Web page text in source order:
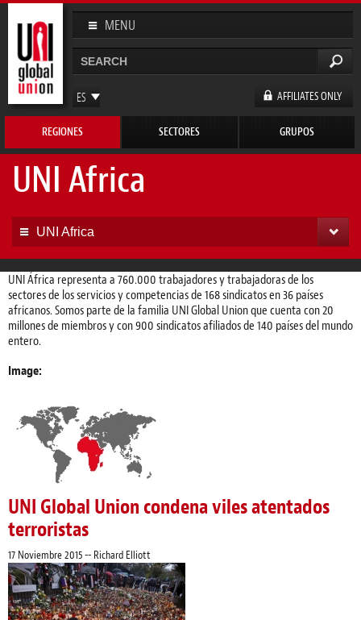
Pasar al
contenido
principal
MENU
ES
EN
AFFILIATES ONLY
Formulario de búsqueda
REGIONES SECTORES GRUPOS
UNI Africa
UNI Africa
UNI África representa a 760.000 trabajadores y trabajadoras de los
sectores de los servicios y competencias de 168 sindicatos en 36 países
africanos. Somos parte de la familia UNI Global Union que cuenta con 20
millones de miembros y con 900 sindicatos afiliados de 140 países del mundo
entero.
Image:
UNI Global Union condena viles atentados
terroristas
17 Noviembre 2015 -- Richard Elliott